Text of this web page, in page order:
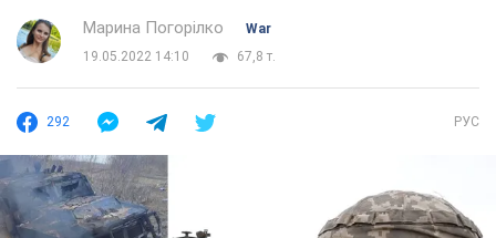
Марина Погорілко
War
19.05.2022 14:10
67,8 т.
292 РУС